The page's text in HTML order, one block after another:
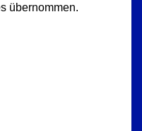
übernommen.